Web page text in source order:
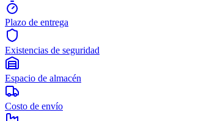
Plazo de entrega
Existencias de seguridad
Espacio de almacén
Costo de envío